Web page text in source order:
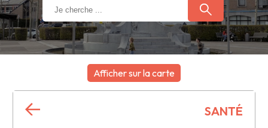
Afficher sur la carte
SANTÉ
+
−